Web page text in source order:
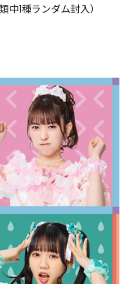
1種ランダム封入）